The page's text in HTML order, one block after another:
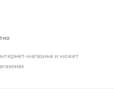
магазина и может